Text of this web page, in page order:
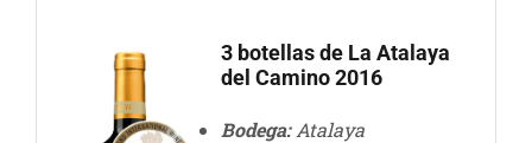
3 botellas de La Atalaya
del Camino 2016
Bodega:Atalaya